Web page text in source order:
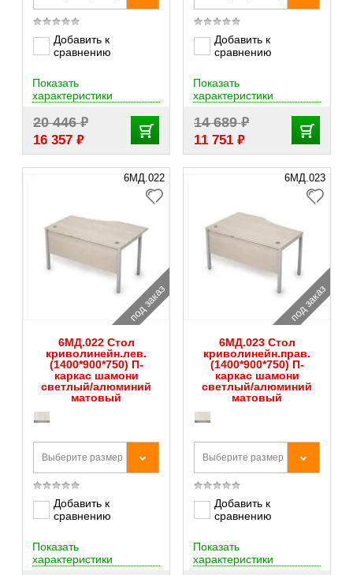
Добавить к
сравнению
20 446₽
16 357 ₽
Показать
характеристики
Добавить к
сравнению
14 689₽
11 751 ₽
Показать
характеристики
6МД.022
под заказ
6МД.022 Стол
криволинейн.лев.
(1400*900*750) П-
каркас шамони
светлый/алюминий
матовый
Выберите размер
Добавить к
сравнению
Показать
характеристики
6МД.023
под заказ
6МД.023 Стол
криволинейн.прав.
(1400*900*750) П-
каркас шамони
светлый/алюминий
матовый
Выберите размер
Добавить к
сравнению
Показать
характеристики